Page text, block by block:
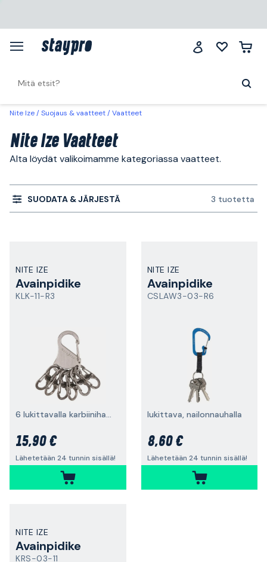
Nite Ize Suojaus & vaatteet Vaatteet
Nite Ize Vaatteet
Alta löydät valikoimamme kategoriassa vaatteet.
SUODATA & JÄRJESTÄ 3 tuotetta
NITE IZE
Avainpidike
KLK-11-R3
6 lukittavalla karbiinihaa`lla
15,90 €
Lähetetään 24 tunnin sisällä!
NITE IZE
Avainpidike
CSLAW3-03-R6
lukittava, nailonnauhalla
8,60 €
Lähetetään 24 tunnin sisällä!
NITE IZE
Avainpidike
KRS-03-11